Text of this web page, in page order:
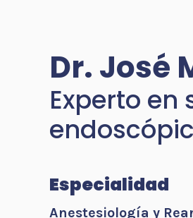
Dr. José
Experto
Especialidad
Anestesiología y